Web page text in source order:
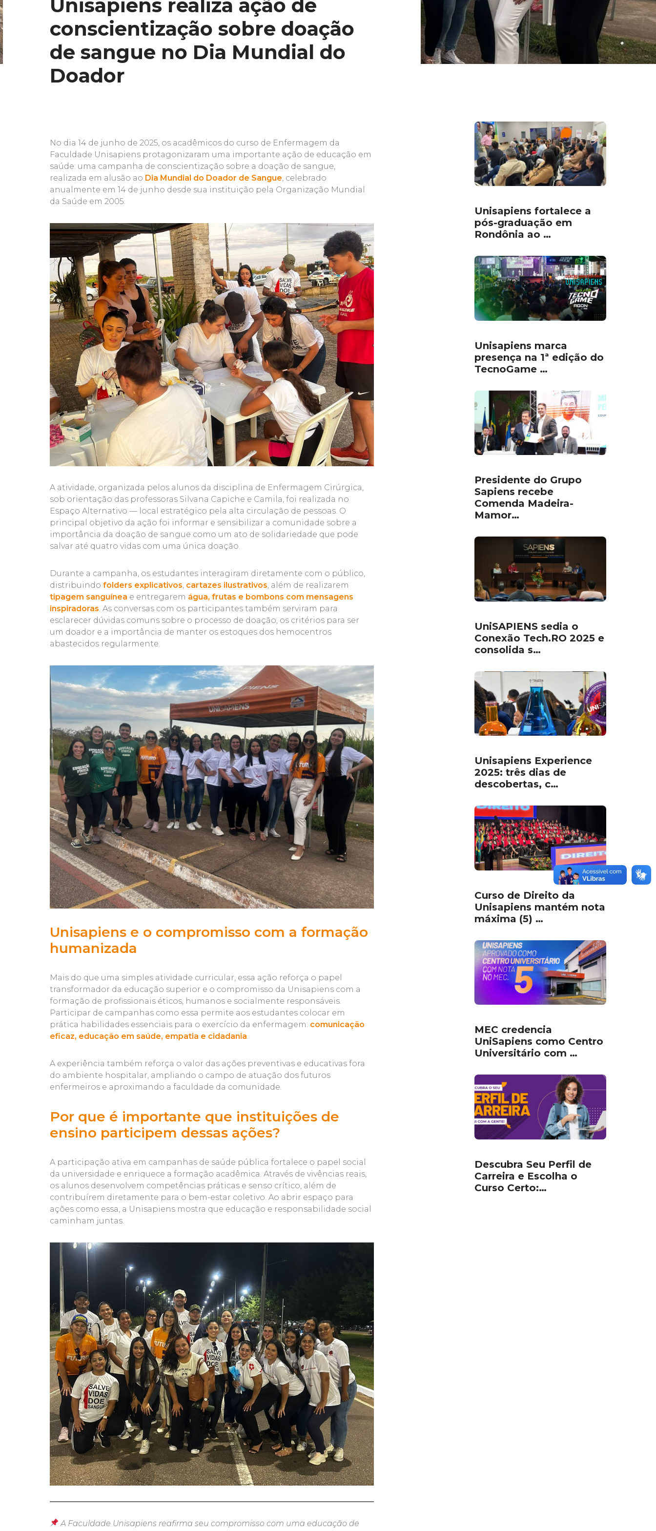
Unisapiens realiza ação de
conscientização sobre doação
de sangue no Dia Mundial do
Doador
No dia 14 de junho de 2025, os acadêmicos do curso de Enfermagem da
Faculdade Unisapiens protagonizaram uma importante ação de educação em
saúde: uma campanha de conscientização sobre a doação de sangue,
realizada em alusão ao Dia Mundial do Doador de Sangue , celebrado
anualmente em 14 de junho desde sua instituição pela Organização Mundial
da Saúde em 2005.
A atividade, organizada pelos alunos da disciplina de Enfermagem Cirúrgica,
sob orientação das professoras Silvana Capiche e Camila, foi realizada no
Espaço Alternativo — local estratégico pela alta circulação de pessoas. O
principal objetivo da ação foi informar e sensibilizar a comunidade sobre a
importância da doação de sangue como um ato de solidariedade que pode
salvar até quatro vidas com uma única doação.
Durante a campanha, os estudantes interagiram diretamente com o público,
distribuindo folders explicativos cartazes ilustrativos , além de realizarem
tipagem sanguínea e entregarem água, frutas e bombons com mensagens
inspiradoras . As conversas com os participantes também serviram para
esclarecer dúvidas comuns sobre o processo de doação, os critérios para ser
um doador e a importância de manter os estoques dos hemocentros
abastecidos regularmente.
Unisapiens e o compromisso com a formação
humanizada
Mais do que uma simples atividade curricular, essa ação reforça o papel
transformador da educação superior e o compromisso da Unisapiens com a
formação de profissionais éticos, humanos e socialmente responsáveis.
Participar de campanhas como essa permite aos estudantes colocar em
prática habilidades essenciais para o exercício da enfermagem: comunicação
eficaz, educação em saúde, empatia e cidadania.
A experiência também reforça o valor das ações preventivas e educativas fora
do ambiente hospitalar, ampliando o campo de atuação dos futuros
enfermeiros e aproximando a faculdade da comunidade.
Por que é importante que instituições de
ensino participem dessas ações?
A participação ativa em campanhas de saúde pública fortalece o papel social
da universidade e enriquece a formação acadêmica. Através de vivências reais,
os alunos desenvolvem competências práticas e senso crítico, além de
contribuírem diretamente para o bem-estar coletivo. Ao abrir espaço para
ações como essa, a Unisapiens mostra que educação e responsabilidade social
caminham juntas.
A Faculdade Unisapiens reafirma seu compromisso com uma educação de
Unisapiens fortalece a
pós-graduação em
Rondônia ao …
Unisapiens marca
presença na 1ª edição do
TecnoGame …
Presidente do Grupo
Sapiens recebe
Comenda Madeira-
Mamor…
UniSAPIENS sedia o
Conexão Tech.RO 2025 e
consolida s…
Unisapiens Experience
2025: três dias de
descobertas, c…
Curso de Direito da
Unisapiens mantém nota
máxima (5) …
MEC credencia
UniSapiens como Centro
Universitário com …
Descubra Seu Perfil de
Carreira e Escolha o
Curso Certo:…